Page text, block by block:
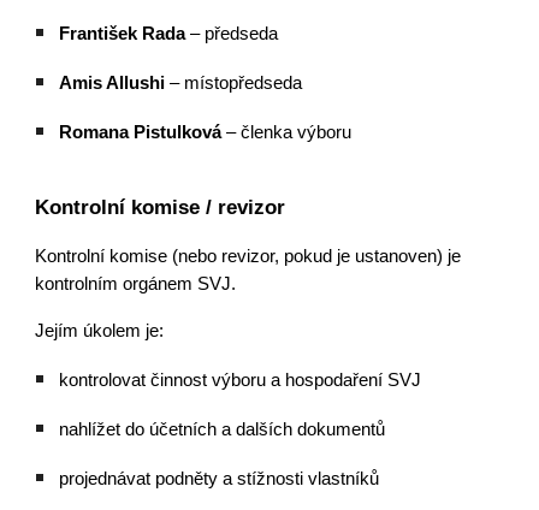
František Rada– předseda
Amis Allushi – místopředseda
Romana Pistulková– členka výboru
Kontrolní komise / revizor
Kontrolní komise (nebo revizor, pokud je ustanoven) je
kontrolním orgánem SVJ.
Jejím úkolem je:
kontrolovat činnost výboru a hospodaření SVJ
nahlížet do účetních a dalších dokumentů
projednávat podněty a stížnosti vlastníků